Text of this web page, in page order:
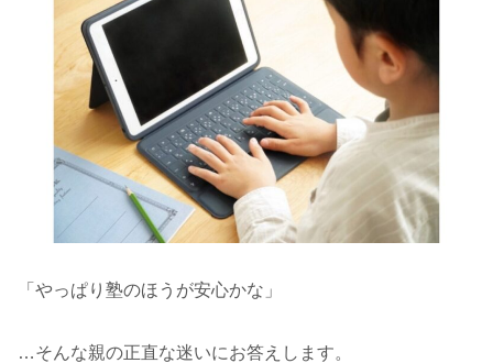
「やっぱり塾のほうが安心かな」
…そんな親の正直な迷いにお答えします。